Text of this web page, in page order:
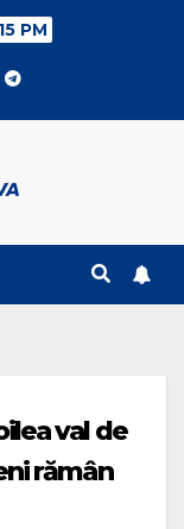
PM
val de
rămân